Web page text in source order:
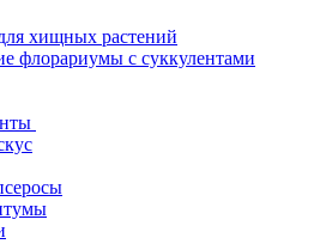
хищных растений
флорариумы с суккулентами